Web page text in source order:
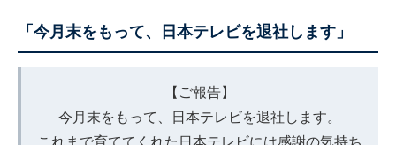
「今月末をもって、日本テレビを退社します」
【ご報告】
今月末をもって、日本テレビを退社します。
これまで育ててくれた日本テレビには感謝の気持ち